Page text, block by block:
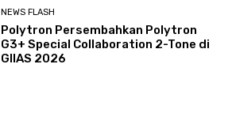
NEWS FLASH
Polytron Persembahkan Polytron
G3+ Special Collaboration 2-Tone di
GIIAS 2026